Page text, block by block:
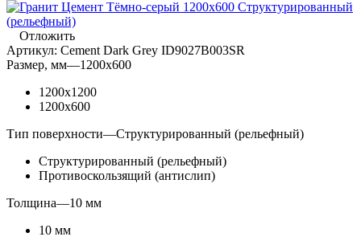
Отложить
Артикул: Cement Dark Grey ID9027B003SR
Размер, мм—1200x600
1200x1200
1200x600
Тип поверхности—Структурированный (рельефный)
Структурированный (рельефный)
Противоскользящий (антислип)
Толщина—10 мм
10 мм